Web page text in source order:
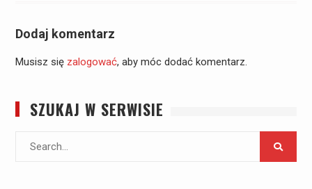
Dodaj komentarz
Musisz się zalogować, aby móc dodać komentarz.
SZUKAJ W SERWISIE